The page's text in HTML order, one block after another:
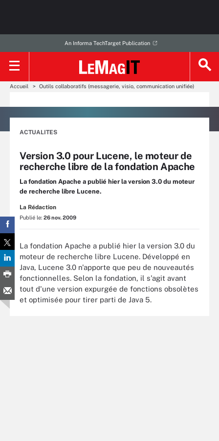
An Informa TechTarget Publication
Accueil Outils collaboratifs (messagerie, visio, communication unifiée)
ACTUALITES
Version 3.0 pour Lucene, le moteur de
recherche libre de la fondation Apache
La fondation Apache a publié hier la version 3.0 du moteur
de recherche libre Lucene.
La Rédaction
Publié le: 26 nov. 2009
La fondation Apache a publié hier la version 3.0 du
moteur de recherche libre Lucene. Développé en
Java, Lucene 3.0 n'apporte que peu de nouveautés
fonctionnelles. Selon la fondation, il s'agit avant
tout d'une version expurgée de fonctions obsolètes
et optimisée pour tirer parti de Java 5.